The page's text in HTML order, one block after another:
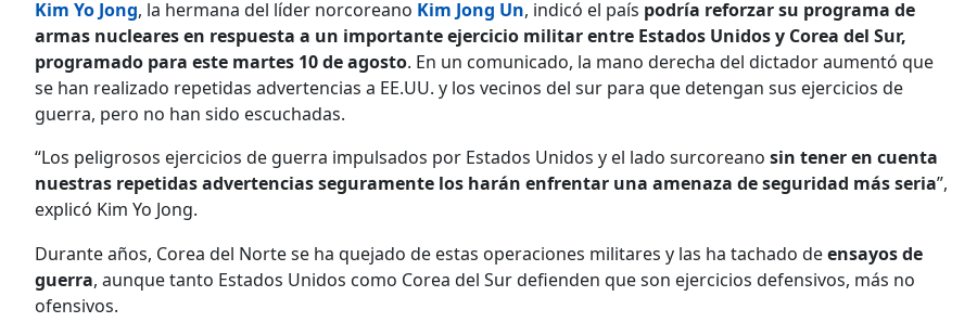
Kim Yo Jong, la hermana del líder norcoreano Kim Jong Un, indicó el país podría reforzar su programa de
armas nucleares en respuesta a un importante ejercicio militar entre Estados Unidos y Corea del Sur,
programado para este martes 10 de agosto. En un comunicado, la mano derecha del dictador aumentó que
se han realizado repetidas advertencias a EE.UU. y los vecinos del sur para que detengan sus ejercicios de
guerra, pero no han sido escuchadas.
“Los peligrosos ejercicios de guerra impulsados ​​por Estados Unidos y el lado surcoreano sin tener en cuenta
nuestras repetidas advertencias seguramente los harán enfrentar una amenaza de seguridad más seria”,
explicó Kim Yo Jong.
Durante años, Corea del Norte se ha quejado de estas operaciones militares y las ha tachado deensayos de
guerra, aunque tanto Estados Unidos como Corea del Sur defienden que son ejercicios defensivos, más no
ofensivos.